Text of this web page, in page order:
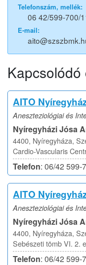
Telefonszám, mellék:
06 42/599-700/
E-mail:
AITO
Aneszteziológiai és
Nyíregyházi Jósa
4400, Nyíregyháza,
Cardio-Vascularis
Telefon: 06/42 599-
AITO
Aneszteziológiai és
Nyíregyházi Jósa
4400, Nyíregyháza,
Sebészeti tömb VI. 2.
Telefon: 06/42 599-